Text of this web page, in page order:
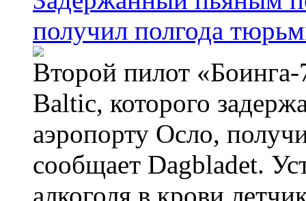
получил полгода
Второй пилот
Baltic, которого
аэропорту Осло,
сообщает Dagbladet.
алкоголя в крови